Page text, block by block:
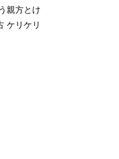
親方とけ
ケリケリ